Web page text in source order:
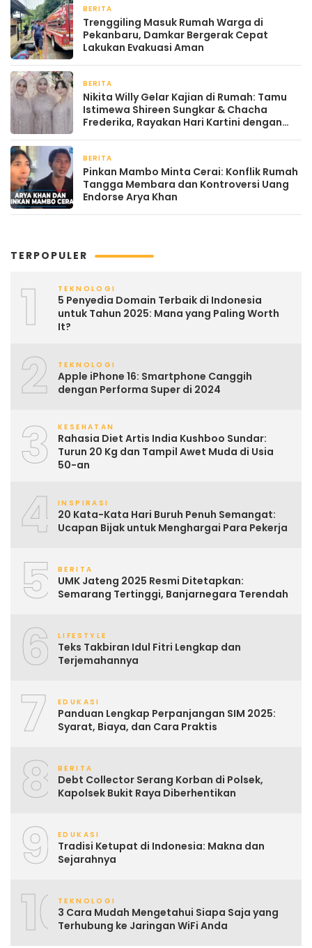
BERITA
Trenggiling Masuk Rumah Warga di
Pekanbaru, Damkar Bergerak Cepat
Lakukan Evakuasi Aman
BERITA
Nikita Willy Gelar Kajian di Rumah: Tamu
Istimewa Shireen Sungkar & Chacha
Frederika, Rayakan Hari Kartini dengan
BERITA
Pinkan Mambo Minta Cerai: Konflik Rumah
Tangga Membara dan Kontroversi Uang
Endorse Arya Khan
TERPOPULER
1 TEKNOLOGI
5 Penyedia Domain Terbaik di Indonesia
untuk Tahun 2025: Mana yang Paling Worth
It?
2 TEKNOLOGI
Apple iPhone 16: Smartphone Canggih
dengan Performa Super di 2024
3 KESEHATAN
Rahasia Diet Artis India Kushboo Sundar:
Turun 20 Kg dan Tampil Awet Muda di Usia
50-an
4 INSPIRASI
20 Kata-Kata Hari Buruh Penuh Semangat:
Ucapan Bijak untuk Menghargai Para Pekerja
5 BERITA
UMK Jateng 2025 Resmi Ditetapkan:
Semarang Tertinggi, Banjarnegara Terendah
6 LIFESTYLE
Teks Takbiran Idul Fitri Lengkap dan
Terjemahannya
7 EDUKASI
Panduan Lengkap Perpanjangan SIM 2025:
Syarat, Biaya, dan Cara Praktis
8 BERITA
Debt Collector Serang Korban di Polsek,
Kapolsek Bukit Raya Diberhentikan
9 EDUKASI
Tradisi Ketupat di Indonesia: Makna dan
Sejarahnya
10TEKNOLOGI
3 Cara Mudah Mengetahui Siapa Saja yang
Terhubung ke Jaringan WiFi Anda